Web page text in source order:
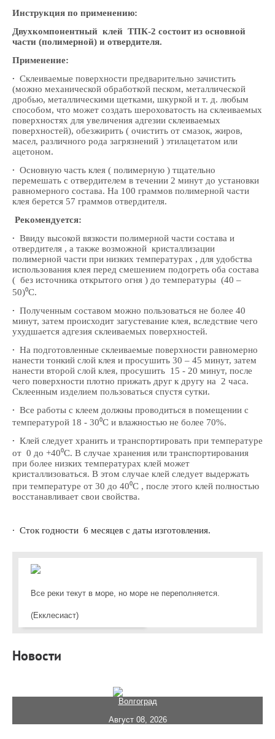
Инструкция по применению:
Двухкомпонентный клей ТПК-2 состоит из основной
части (полимерной) и отвердителя.
Применение:
∙ Склеиваемые поверхности предварительно зачистить
(можно механической обработкой песком, металлической
дробью, металлическими щетками, шкуркой и т. д. любым
способом, что может создать шероховатость на склеиваемых
поверхностях для увеличения адгезии склеиваемых
поверхностей), обезжирить ( очистить от смазок, жиров,
масел, различного рода загрязнений ) этилацетатом или
ацетоном.
∙ Основную часть клея ( полимерную ) тщательно
перемешать с отвердителем в течении 2 минут до установки
равномерного состава. На 100 граммов полимерной части
клея берется 57 граммов отвердителя.
Рекомендуется:
∙ Ввиду высокой вязкости полимерной части состава и
отвердителя , а также возможной кристаллизации
полимерной части при низких температурах , для удобства
использования клея перед смешением подогреть оба состава
( без источника открытого огня ) до температуры (40 –
50)⁰С.
∙ Полученным составом можно пользоваться не более 40
минут, затем происходит загустевание клея, вследствие чего
ухудшается адгезия склеиваемых поверхностей.
∙ На подготовленные склеиваемые поверхности равномерно
нанести тонкий слой клея и просушить 30 – 45 минут, затем
нанести второй слой клея, просушить 15 - 20 минут, после
чего поверхности плотно прижать друг к другу на 2 часа.
Склеенным изделием пользоваться спустя сутки.
∙ Все работы с клеем должны проводиться в помещении с
температурой 18 - 30⁰С и влажностью не более 70%.
∙ Клей следует хранить и транспортировать при температуре
от 0 до +40⁰С. В случае хранения или транспортирования
при более низких температурах клей может
кристаллизоваться. В этом случае клей следует выдержать
при температуре от 30 до 40⁰С , после этого клей полностью
восстанавливает свои свойства.
∙ Сток годности 6 месяцев с даты изготовления.
Все реки текут в море, но море не переполняется.
(Екклесиаст)
Новости
Волгоград
Август 08, 2026